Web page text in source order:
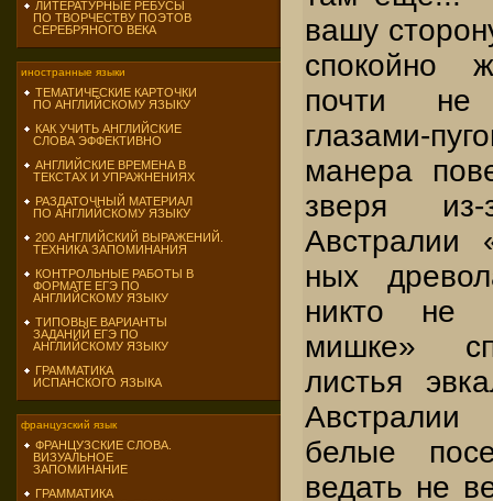
ЛИТЕРАТУРНЫЕ РЕБУСЫ
ПО ТВОРЧЕСТВУ ПОЭТОВ
СЕРЕБРЯНОГО ВЕКА
иностранные языки
ТЕМАТИЧЕСКИЕ КАРТОЧКИ
ПО АНГЛИЙСКОМУ ЯЗЫКУ
КАК УЧИТЬ АНГЛИЙСКИЕ
СЛОВА ЭФФЕКТИВНО
АНГЛИЙСКИЕ ВРЕМЕНА В
ТЕКСТАХ И УПРАЖНЕНИЯХ
РАЗДАТОЧНЫЙ МАТЕРИАЛ
ПО АНГЛИЙСКОМУ ЯЗЫКУ
200 АНГЛИЙСКИЙ ВЫРАЖЕНИЙ.
ТЕХНИКА ЗАПОМИНАНИЯ
КОНТРОЛЬНЫЕ РАБОТЫ В
ФОРМАТЕ ЕГЭ ПО
АНГЛИЙСКОМУ ЯЗЫКУ
ТИПОВЫЕ ВАРИАНТЫ
ЗАДАНИЙ ЕГЭ ПО
АНГЛИЙСКОМУ ЯЗЫКУ
ГРАММАТИКА
ИСПАНСКОГО ЯЗЫКА
французский язык
ФРАНЦУЗСКИЕ СЛОВА.
ВИЗУАЛЬНОЕ
ЗАПОМИНАНИЕ
ГРАММАТИКА
вашу
спокойно
почти не
глазами-
манера
зверя
Австралии
ных
никто не
мишке»
листья
Австралии
белые
ведать не